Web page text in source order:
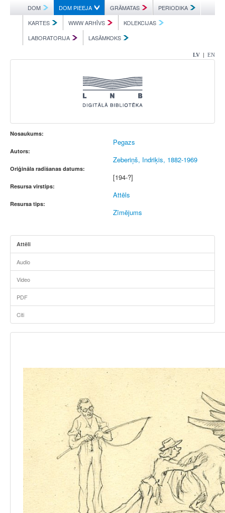
DOM DOM PIEEJA GRĀMATAS
PERIODIKA
KARTES
WWW ARHĪVS
KOLEKCIJAS
LABORATORIJA
LASĀMKOKS
LV | EN
Nosaukums:
Pegazs
Autors:
Zeberiņš, Indriķis, 1882-1969
Oriģināla radīšanas datums:
[194-?]
Resursa virstips:
Attēls
Resursa tips:
Zīmējums
Attēli
Audio
Video
PDF
Citi